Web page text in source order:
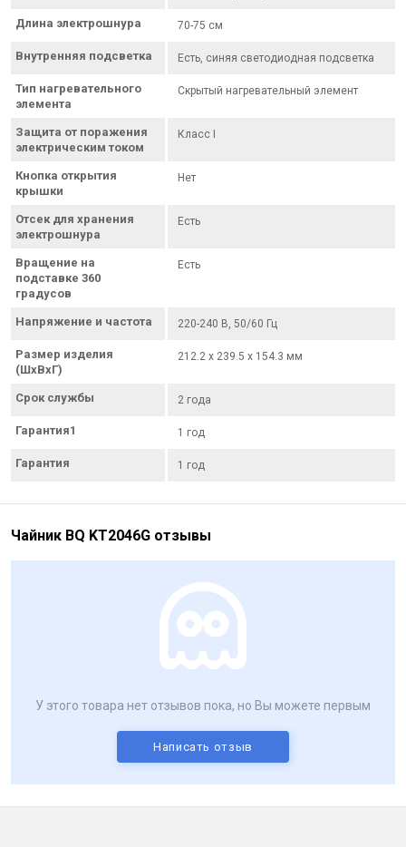
Длина электрошнура 70-75 см
Внутренняя подсветка Есть, синяя светодиодная подсветка
Тип нагревательного
элемента
Скрытый нагревательный элемент
Защита от поражения
электрическим током
Класс I
Кнопка открытия
крышки
Нет
Отсек для хранения
электрошнура
Есть
Вращение на
подставке 360
градусов
Есть
Напряжение и частота 220-240 В, 50/60 Гц
Размер изделия
(ШхВхГ)
212.2 х 239.5 х 154.3 мм
Срок службы 2 года
Гарантия1 1 год
Гарантия 1 год
Чайник BQ KT2046G отзывы
У этого товара нет отзывов пока, но Вы можете первым
Написать отзыв